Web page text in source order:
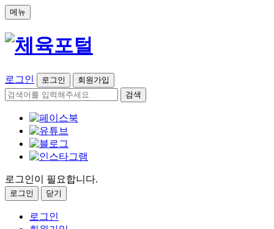
메뉴
로그인 로그인
회원가입
검색
로그인이 필요합니다.
로그인 닫기
로그인